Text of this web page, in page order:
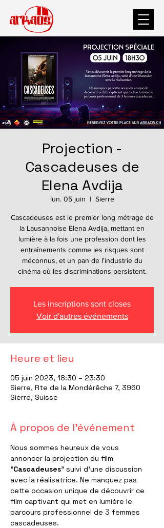
Projection -
Cascadeuses de
Elena Avdija
lun. 05 juin
  |
Sierre
Cascadeuses est le premier long métrage de
la Lausannoise Elena Avdija, mettant en
lumière à la fois une profession dont les
entraînements comme les risques sont
méconnus, et un pan de l'industrie du
cinéma où les discriminations persistent.
Les inscriptions sont closes
Voir d'autres événements
Heure et lieu
05 juin 2023, 18:30 – 23:30
Sierre, Rte de la Mondérêche 7, 3960
Sierre, Suisse
À propos de l'événement
Nous sommes heureux de vous
annoncer la projection du film
"Cascadeuses" suivi d'une discussion
avec la réalisatrice. Ne manquez pas
cette occasion unique de découvrir ce
film captivant qui met en lumière le
parcours professionnel de 3 femmes
cascadeuses.